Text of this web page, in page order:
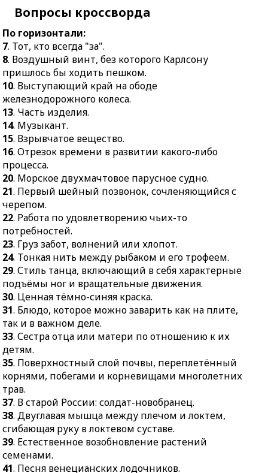
удовлетворению чьих-
то потребностей.
23. Груз забот, волнений
или хлопот.
24.Тонкая нить между
рыбаком и его трофеем.
29.Стиль танца,
включающий в себя
характерные подъёмы
ног и вращательные
движения.
30.Ценная тёмно-синяя
краска.
31.Блюдо, которое
можно заварить как на
плите, так и в важном
деле.
33.Сестра отца или
матери по отношению к
их детям.
35.Поверхностный слой
почвы, переплетённый
корнями, побегами и
корневищами
многолетних трав.
37.В старой России:
солдат-новобранец.
38.Двуглавая мышца
между плечом и локтем,
сгибающая руку в
локтевом суставе.
39.Естественное
возобновление
брюки из жёсткой
17.Острая приправа из
сушёного и
измельчённого перца.
18.
добычи полезных
ископаемых.
20.Бумажный
денежный знак.
быта.
военное судно.
27. Суждение о чём-
нибудь, выраженное в
словах.
28.Чувство неприязни,
32.Участник
соревнований в одной
из младших возрастных
34.Сорт винограда.
36.Сладкое блюдо с
добавлением крахмала.
недовольства или
Вопросы кроссворда
По горизонтали:
7. Тот, кто всегда "за".
8. Воздушный винт, без которого Карлсону
пришлось бы ходить пешком.
10. Выступающий край на ободе
железнодорожного колеса.
13. Часть изделия.
14. Музыкант.
15. Взрывчатое вещество.
16. Отрезок времени в развитии какого-либо
процесса.
20. Морское двухмачтовое парусное судно.
21. Первый шейный позвонок, сочленяющийся с
черепом.
22. Работа по удовлетворению чьих-то
потребностей.
23. Груз забот, волнений или хлопот.
24. Тонкая нить между рыбаком и его трофеем.
29. Стиль танца, включающий в себя характерные
подъёмы ног и вращательные движения.
30. Ценная тёмно-синяя краска.
31. Блюдо, которое можно заварить как на плите,
так и в важном деле.
33. Сестра отца или матери по отношению к их
детям.
35. Поверхностный слой почвы, переплетённый
корнями, побегами и корневищами многолетних
трав.
37. В старой России: солдат-новобранец.
38. Двуглавая мышца между плечом и локтем,
сгибающая руку в локтевом суставе.
39. Естественное возобновление растений
семенами.
41. Песня венецианских лодочников.